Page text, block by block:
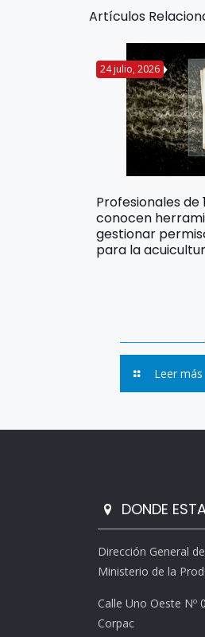
Artículos
24 julio, 2026
Profesionales de
conocen
gestionar
para la
Leer más
DONDE
Dirección General
Ministerio de la
Calle Uno Oeste Nº
Corpac